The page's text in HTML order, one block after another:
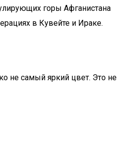
горы Афганистана
в Кувейте и Ираке.
не самый яркий цвет. Это не